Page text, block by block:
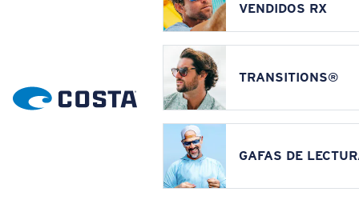
VENDIDOS RX
TRANSITIONS®
GAFAS DE